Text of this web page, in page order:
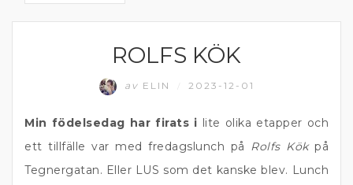
ROLFS KÖK
av ELIN 2023-12-01
Min födelsedag har firats i lite olika etapper och
ett tillfälle var med fredagslunch på Rolfs Kök på
Tegnergatan. Eller LUS som det kanske blev. Lunch